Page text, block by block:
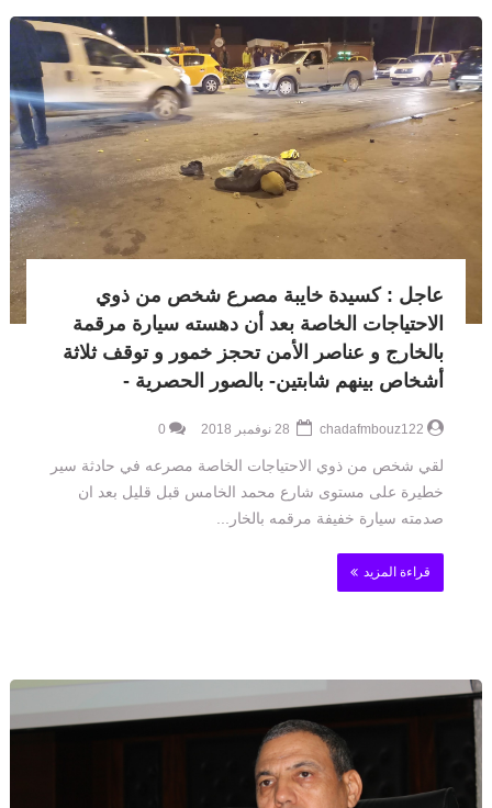
عاجل : كسيدة خايبة مصرع شخص من ذوي
الاحتياجات الخاصة بعد أن دهسته سيارة مرقمة
بالخارج و عناصر الأمن تحجز خمور و توقف ثلاثة
أشخاص بينهم شابتين- بالصور الحصرية -
chadafmbouz122
0
لقي شخص من ذوي الاحتياجات الخاصة مصرعه في حادثة سير
خطيرة على مستوى شارع محمد الخامس قبل قليل بعد ان
صدمته سيارة خفيفة مرقمه بالخار...
قراءة المزيد